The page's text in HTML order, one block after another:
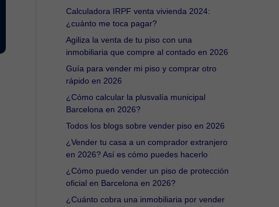
Calculadora IRPF venta vivienda 2024:
¿cuánto me toca pagar?
Agiliza la venta de tu piso con una
inmobiliaria que compre al contado en 2026
Guía para vender mi piso y comprar otro
rápido en 2026
¿Cómo calcular la plusvalía municipal
Barcelona en 2026?
Todos los blogs sobre vender piso en 2026
¿Vender tu casa a un comprador extranjero
en 2026? Así es cómo puedes hacerlo
¿Cómo puedo vender un piso de protección
oficial en Barcelona en 2026?
¿Cuánto cobra una inmobiliaria por vender